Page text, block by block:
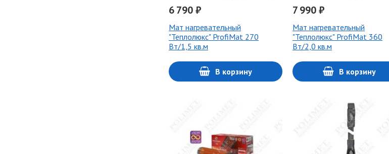
6 790 ₽
Мат нагревательный
"Теплолюкс" ProfiMat 270
Вт/1,5 кв.м
В корзину
7 990 ₽
Мат нагревательный
"Теплолюкс" ProfiMat 360
Вт/2,0 кв.м
В корзину